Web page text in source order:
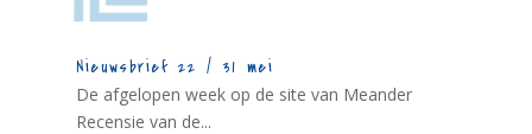
Nieuwsbrief 22 / 31 mei
De afgelopen week op de site van Meander
Recensie van de...